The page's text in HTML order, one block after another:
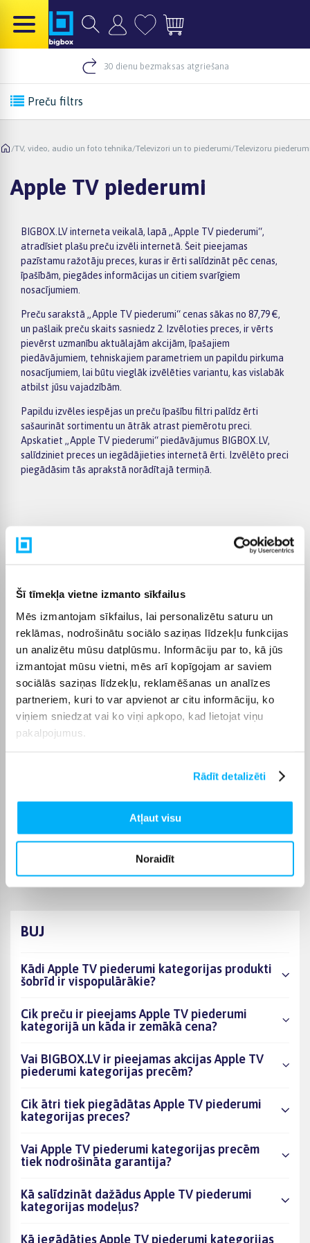
Šī tīmekļa vietne izmanto sīkfailus
Mēs izmantojam sīkfailus, lai personalizētu saturu un
reklāmas, nodrošinātu sociālo saziņas līdzekļu funkcijas
un analizētu mūsu datplūsmu. Informāciju par to, kā jūs
izmantojat mūsu vietni, mēs arī kopīgojam ar saviem
sociālās saziņas līdzekļu, reklamēšanas un analīzes
partneriem, kuri to var apvienot ar citu informāciju, ko
viņiem sniedzat vai ko viņi apkopo, kad lietojat viņu
pakalpojumus.
Rādīt detalizēti
Atļaut visu
Noraidīt
30 dienu bezmaksas atgriešana
Preču filtrs
/TV, video, audio un foto tehnika/Televizori un to piederumi/Televizoru
Apple TV piederumi
BIGBOX.LV interneta veikalā, lapā „Apple TV piederumi“,
atradīsiet plašu preču izvēli internetā. Šeit pieejamas
pazīstamu ražotāju preces, kuras ir ērti salīdzināt pēc cenas,
īpašībām, piegādes informācijas un citiem svarīgiem
nosacījumiem.
Preču sarakstā „Apple TV piederumi“ cenas sākas no 87,79 €,
un pašlaik preču skaits sasniedz 2. Izvēloties preces, ir vērts
pievērst uzmanību aktuālajām akcijām, īpašajiem
piedāvājumiem, tehniskajiem parametriem un papildu pirkuma
nosacījumiem, lai būtu vieglāk izvēlēties variantu, kas vislabāk
atbilst jūsu vajadzībām.
Papildu izvēles iespējas un preču īpašību filtri palīdz ērti
sašaurināt sortimentu un ātrāk atrast piemērotu preci.
Apskatiet „Apple TV piederumi“ piedāvājumus BIGBOX.LV,
salīdziniet preces un iegādājieties internetā ērti. Izvēlēto preci
piegādāsim tās aprakstā norādītajā termiņā.
Pircēju atsauksmes par precēm
Aivis L.
Оксана м.
Apstiprināts pircējs
Superigi,atra piegade
Apstiprināts pircējs
BUJ
Kādi Apple TV piederumi kategorijas produkti
šobrīd ir vispopulārākie?
Cik preču ir pieejams Apple TV piederumi
kategorijā un kāda ir zemākā cena?
Vai BIGBOX.LV ir pieejamas akcijas Apple TV
piederumi kategorijas precēm?
Cik ātri tiek piegādātas Apple TV piederumi
kategorijas preces?
Vai Apple TV piederumi kategorijas precēm
tiek nodrošināta garantija?
Kā salīdzināt dažādus Apple TV piederumi
kategorijas modeļus?
Kā iegādāties Apple TV piederumi kategorijas